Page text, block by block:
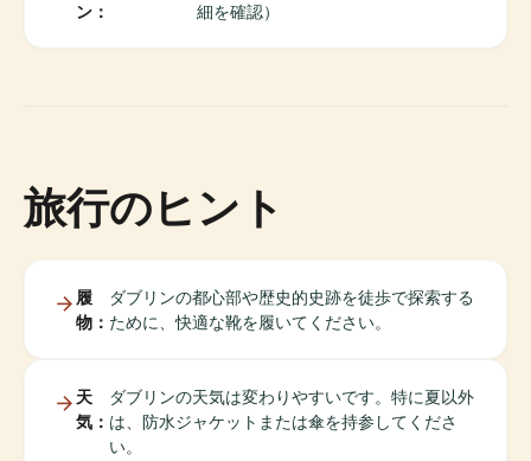
ン：
細を確認）
旅行のヒント
履
物：
ダブリンの都心部や歴史的史跡を徒歩で探索する
ために、快適な靴を履いてください。
天
気：
ダブリンの天気は変わりやすいです。特に夏以外
は、防水ジャケットまたは傘を持参してくださ
い。